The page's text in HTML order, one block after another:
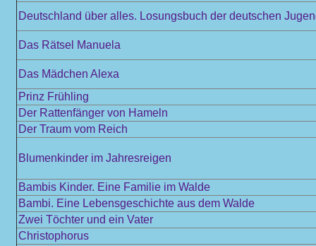
Deutschland über alles. Losungsbuch der deutschen
Das Rätsel Manuela
Das Mädchen Alexa
Prinz Frühling
Der Rattenfänger von Hameln
Der Traum vom Reich
Blumenkinder im Jahresreigen
Bambis Kinder. Eine Familie im Walde
Bambi. Eine Lebensgeschichte aus dem Walde
Zwei Töchter und ein Vater
Christophorus